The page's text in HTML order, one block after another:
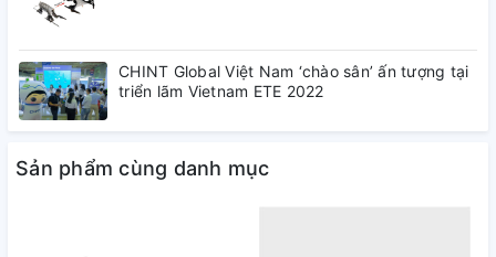
CHINT Global Việt Nam ‘chào sân’ ấn tượng tại
triển lãm Vietnam ETE 2022
Sản phẩm cùng danh mục